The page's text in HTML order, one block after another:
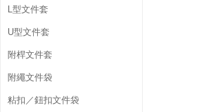
L型文件套
U型文件套
附桿文件套
附繩文件袋
粘扣／鈕扣文件袋